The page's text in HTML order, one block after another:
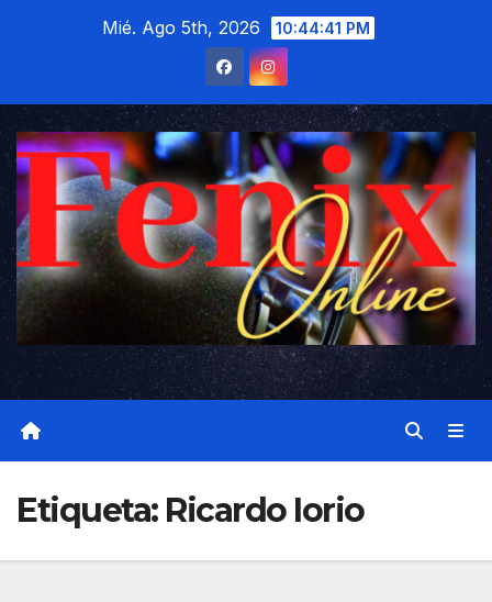
Mié. Ago 5th, 2026 10:44:42 PM
Etiqueta: Ricardo Iorio